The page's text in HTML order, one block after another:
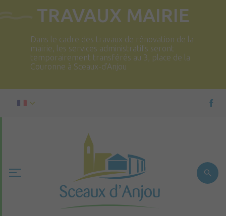
TRAVAUX MAIRIE
Dans le cadre des travaux de rénovation de la
mairie, les services administratifs seront
temporairement transférés au 3, place de la
Couronne à Sceaux-d’Anjou